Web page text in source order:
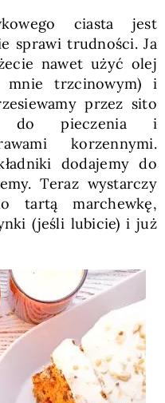
ciasta jest
sprawi trudności. Ja
nawet użyć olej
mnie trzcinowym) i
przez sito
do pieczenia i
korzennymi.
dodajemy do
Teraz wystarczy
tartą marchewkę,
(jeśli lubicie) i już